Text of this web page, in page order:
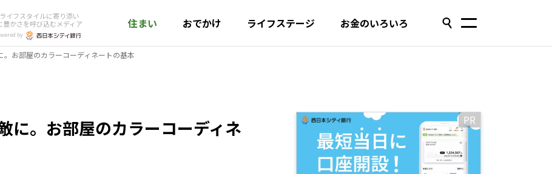
イフスタイルに寄り添い
豊かさを呼び込むメディア
by
住まい おでかけ ライフステージ お金のいろいろ
。お部屋のカラーコーディネートの基本
に。お部屋のカラーコーディネ
PR